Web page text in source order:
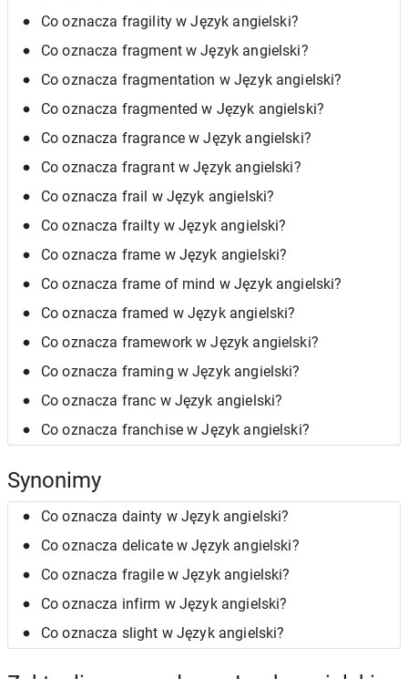
Co oznacza fragility w Język angielski?
Co oznacza fragment w Język angielski?
Co oznacza fragmentation w Język angielski?
Co oznacza fragmented w Język angielski?
Co oznacza fragrance w Język angielski?
Co oznacza fragrant w Język angielski?
Co oznacza frail w Język angielski?
Co oznacza frailty w Język angielski?
Co oznacza frame w Język angielski?
Co oznacza frame of mind w Język angielski?
Co oznacza framed w Język angielski?
Co oznacza framework w Język angielski?
Co oznacza framing w Język angielski?
Co oznacza franc w Język angielski?
Co oznacza franchise w Język angielski?
Synonimy
Co oznacza dainty w Język angielski?
Co oznacza delicate w Język angielski?
Co oznacza fragile w Język angielski?
Co oznacza infirm w Język angielski?
Co oznacza slight w Język angielski?